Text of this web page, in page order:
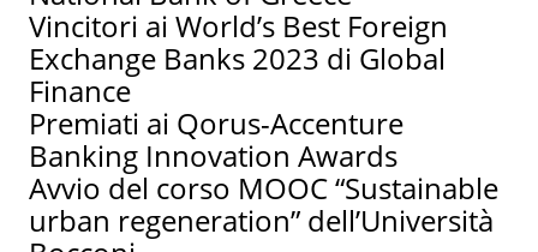
Vincitori ai World’s Best Foreign
Exchange Banks 2023 di Global
Finance
Premiati ai Qorus-Accenture
Banking Innovation Awards
Avvio del corso MOOC “Sustainable
urban regeneration” dell’Università